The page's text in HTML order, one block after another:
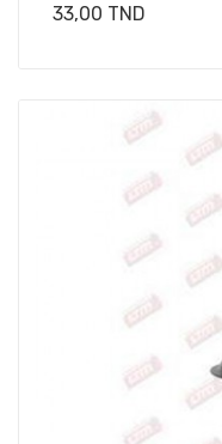
Prix
33,00 TND